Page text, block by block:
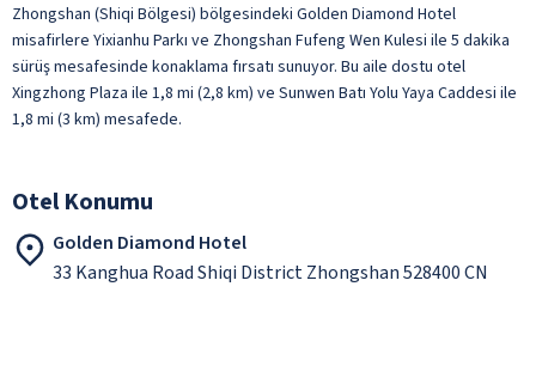
Zhongshan (Shiqi Bölgesi) bölgesindeki Golden Diamond Hotel
misafirlere Yixianhu Parkı ve Zhongshan Fufeng Wen Kulesi ile 5 dakika
sürüş mesafesinde konaklama fırsatı sunuyor. Bu aile dostu otel
Xingzhong Plaza ile 1,8 mi (2,8 km) ve Sunwen Batı Yolu Yaya Caddesi ile
1,8 mi (3 km) mesafede.
Otel Konumu
Golden Diamond Hotel
33 Kanghua Road Shiqi District Zhongshan 528400 CN